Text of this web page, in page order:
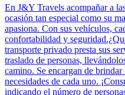
En J&Y Travels acompañar a
ocasión tan especial como su
apasiona. Con sus vehículos,
confortabilidad y
transporte privado presta sus
traslado de personas,
camino. Se encargan de
necesidades de cada uno.
indicando el número de